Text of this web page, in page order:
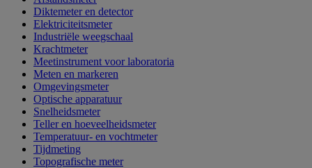
Diktemeter en detector
Elektriciteitsmeter
Industriële weegschaal
Krachtmeter
Meetinstrument voor laboratoria
Meten en markeren
Omgevingsmeter
Optische apparatuur
Snelheidsmeter
Teller en hoeveelheidsmeter
Temperatuur- en vochtmeter
Tijdmeting
Topografische meter